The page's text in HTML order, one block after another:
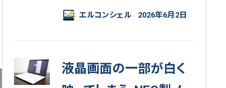
エルコンシェル 2026年6月2日
液晶画面の一部が白く